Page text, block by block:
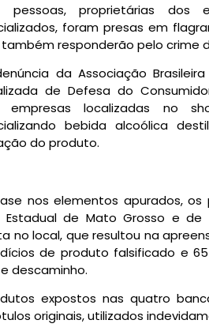
pessoas, proprietárias dos
foram presas em
responderão pelo crime
da Associação
de Defesa do
empresas localizadas no
bebida alcoólica
do produto.
nos elementos apurados,
Estadual de Mato Grosso e
no local, que resultou na
de produto falsificado e
descaminho.
expostos nas quatro
originais, utilizados